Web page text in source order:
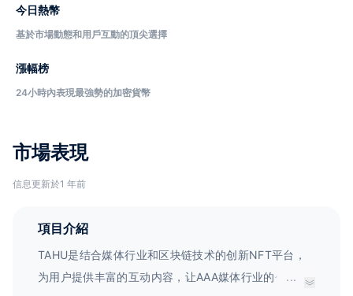
市場表現
信息更新於1 年前
項目介紹
TAHU是结合媒体行业和区块链技术的创新NFT平台，
为用户提供丰富的互动内容，让AAA媒体行业的创造力
...
今日熱幣
基於市場動態和用戶互動的頂尖選擇
漲幅榜
24小時內表現最強勢的加密貨幣